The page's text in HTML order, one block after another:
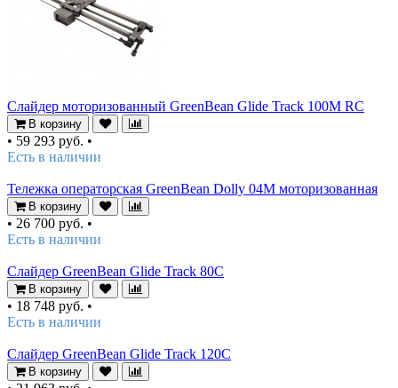
Слайдер моторизованный GreenBean Glide Track 100M RC
В корзину
• 59 293 руб. •
Есть в наличии
Тележка операторская GreenBean Dolly 04M моторизованная
В корзину
• 26 700 руб. •
Есть в наличии
Слайдер GreenBean Glide Track 80C
В корзину
• 18 748 руб. •
Есть в наличии
Слайдер GreenBean Glide Track 120C
В корзину